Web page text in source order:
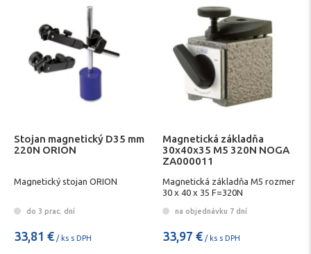
Stojan magnetický D35 mm
220N ORION
Magnetický stojan ORION
do 3 prac. dní
33,81 € / ks s DPH
Magnetická základňa
30x40x35 M5 320N NOGA
ZA000011
Magnetická základňa M5 rozmer
30 x 40 x 35 F=320N
na objednávku 7 dní
33,97 € / ks s DPH